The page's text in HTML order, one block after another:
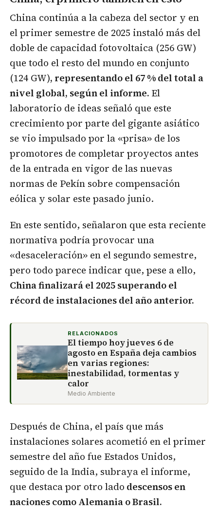
China continúa a la cabeza del sector y en
el primer semestre de 2025 instaló más del
doble de capacidad fotovoltaica (256 GW)
que todo el resto del mundo en conjunto
(124 GW), representando el 67 % del total a
nivel global, según el informe. El
laboratorio de ideas señaló que este
crecimiento por parte del gigante asiático
se vio impulsado por la «prisa» de los
promotores de completar proyectos antes
de la entrada en vigor de las nuevas
normas de Pekín sobre compensación
eólica y solar este pasado junio.
En este sentido, señalaron que esta reciente
normativa podría provocar una
«desaceleración» en el segundo semestre,
pero todo parece indicar que, pese a ello,
China finalizará el 2025 superando el
récord de instalaciones del año anterior.
RELACIONADOS
El tiempo hoy jueves 6 de
agosto en España deja cambios
en varias regiones:
inestabilidad, tormentas y
calor
Medio Ambiente
Después de China, el país que más
instalaciones solares acometió en el primer
semestre del año fue Estados Unidos,
seguido de la India, subraya el informe,
que destaca por otro lado descensos en
naciones como Alemania o Brasil.